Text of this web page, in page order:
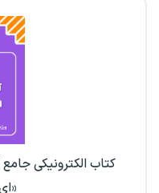
کتاب الکترونیکی